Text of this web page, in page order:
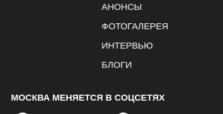
АНОНСЫ
ФОТОГАЛЕРЕЯ
ИНТЕРВЬЮ
БЛОГИ
МОСКВА МЕНЯЕТСЯ В СОЦСЕТЯХ